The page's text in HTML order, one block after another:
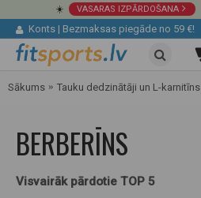
☀️ VASARAS IZPĀRDOŠANA
Konts | Bezmaksas piegāde no 59 €!
Sākums Tauku dedzinātāji un L-karnitīns
BERBERĪNS
Visvairāk pārdotie TOP 5